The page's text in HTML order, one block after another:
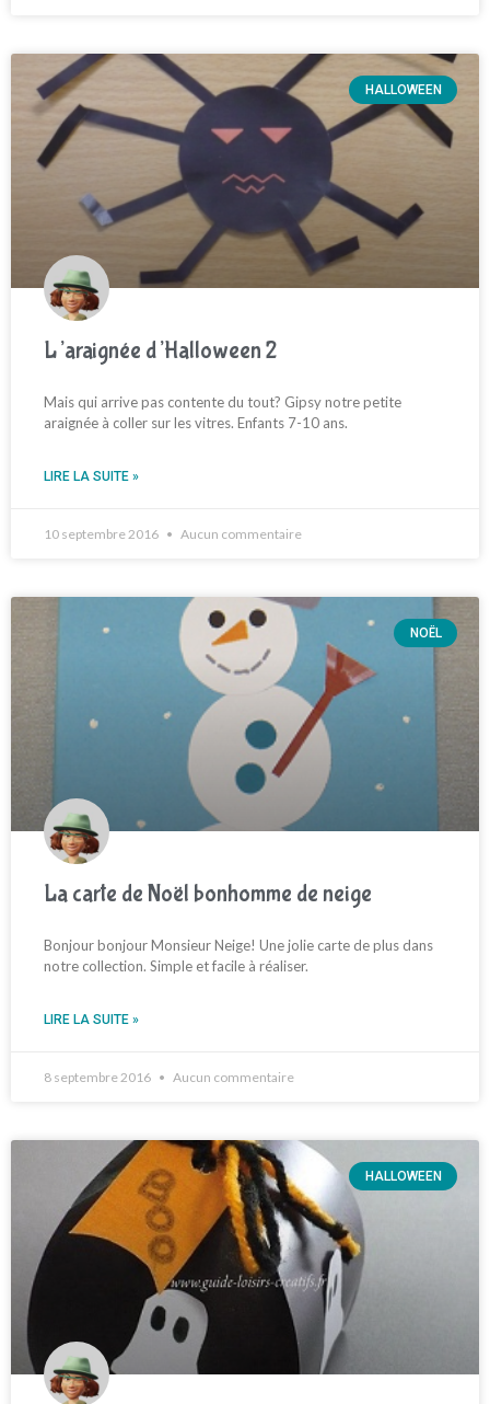
HALLOWEEN
L’araignée d’Halloween 2
Mais qui arrive pas contente du tout? Gipsy notre petite
araignée à coller sur les vitres. Enfants 7-10 ans.
LIRE LA SUITE »
10 septembre 2016 Aucun commentaire
NOËL
La carte de Noël bonhomme de neige
Bonjour bonjour Monsieur Neige! Une jolie carte de plus dans
notre collection. Simple et facile à réaliser.
LIRE LA SUITE »
8 septembre 2016 Aucun commentaire
HALLOWEEN